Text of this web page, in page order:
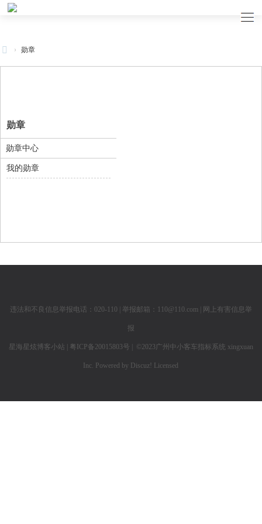
星
客
小
› 勋章
勋章
勋章中心
我的勋章
违法和不良信息举报电话：020-110 | 举报邮箱：110@110.com | 网上有害信息举
报
星海星炫博客小站 粤ICP备20015803号 | ©2023广州中小客车指标系统 xingxuan
Inc. Powered by Discuz! Licensed